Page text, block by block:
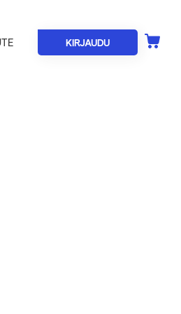
KIRJAUDU